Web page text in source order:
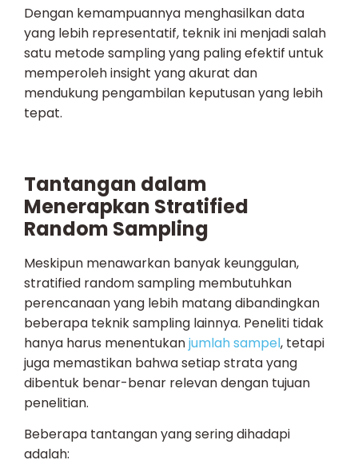
Dengan kemampuannya menghasilkan data
yang lebih representatif, teknik ini menjadi salah
satu metode sampling yang paling efektif untuk
memperoleh insight yang akurat dan
mendukung pengambilan keputusan yang lebih
tepat.
Tantangan dalam
Menerapkan Stratified
Random Sampling
Meskipun menawarkan banyak keunggulan,
stratified random sampling membutuhkan
perencanaan yang lebih matang dibandingkan
beberapa teknik sampling lainnya. Peneliti tidak
hanya harus menentukanjumlah sampel, tetapi
juga memastikan bahwa setiap strata yang
dibentuk benar-benar relevan dengan tujuan
penelitian.
Beberapa tantangan yang sering dihadapi
adalah: